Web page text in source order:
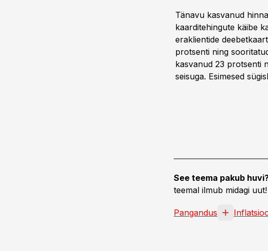
Tänavu kasvanud
kaarditehingute käibe
eraklientide
protsenti ning
kasvanud 23 protsenti
seisuga. Esimesed
See teema pakub
teemal ilmub midagi uut!
Pangandus